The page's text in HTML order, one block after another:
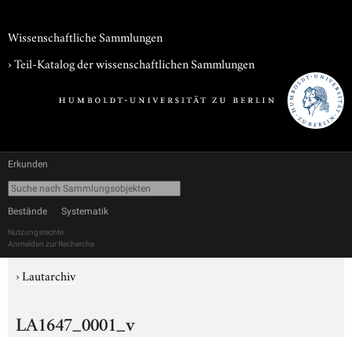
Wissenschaftliche Sammlungen
› Teil-Katalog der wissenschaftlichen Sammlungen
Erkunden
Bestände Systematik
Nutzungsrechte
Anmelden zur Recherche
›Lautarchiv
LA1647_0001_v